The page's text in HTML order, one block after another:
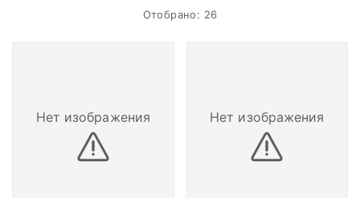
Отобрано: 26
Нет изображения Нет изображения